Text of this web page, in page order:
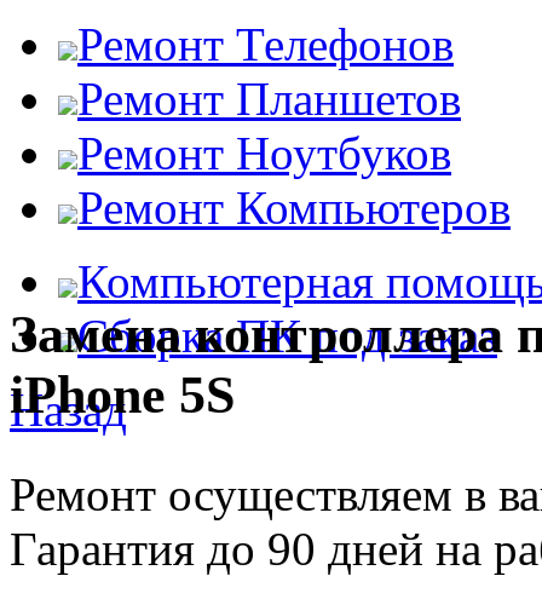
Ремонт Телефонов
Ремонт Планшетов
Ремонт Ноутбуков
Ремонт Компьютеров
Компьютерная
Сборка ПК под заказ
Назад
Замена контроллера
iPhone 5S
Ремонт осуществляем в
Гарантия до 90 дней на